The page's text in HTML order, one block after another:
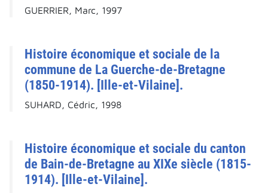
GUERRIER, Marc, 1997
Histoire économique et sociale de la
commune de La Guerche-de-Bretagne
(1850-1914). [Ille-et-Vilaine].
SUHARD, Cédric, 1998
Histoire économique et sociale du canton
de Bain-de-Bretagne au XIXe siècle (1815-
1914). [Ille-et-Vilaine].